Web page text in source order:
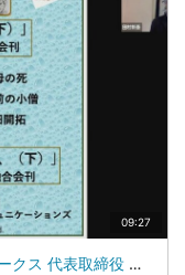
09:27
報徳記 二宮翁夜話 株式会社ワンダーワークス 代表取締役 田村新吾